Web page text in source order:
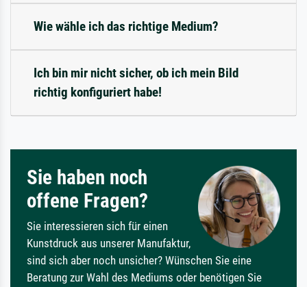
Wie wähle ich das richtige Medium?
Ich bin mir nicht sicher, ob ich mein Bild
richtig konfiguriert habe!
Sie haben noch
offene Fragen?
Sie interessieren sich für einen
Kunstdruck aus unserer Manufaktur,
sind sich aber noch unsicher? Wünschen Sie eine
Beratung zur Wahl des Mediums oder benötigen Sie